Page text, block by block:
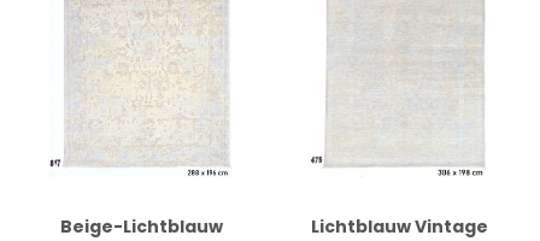
Beige-Lichtblauw
Lichtblauw Vintage